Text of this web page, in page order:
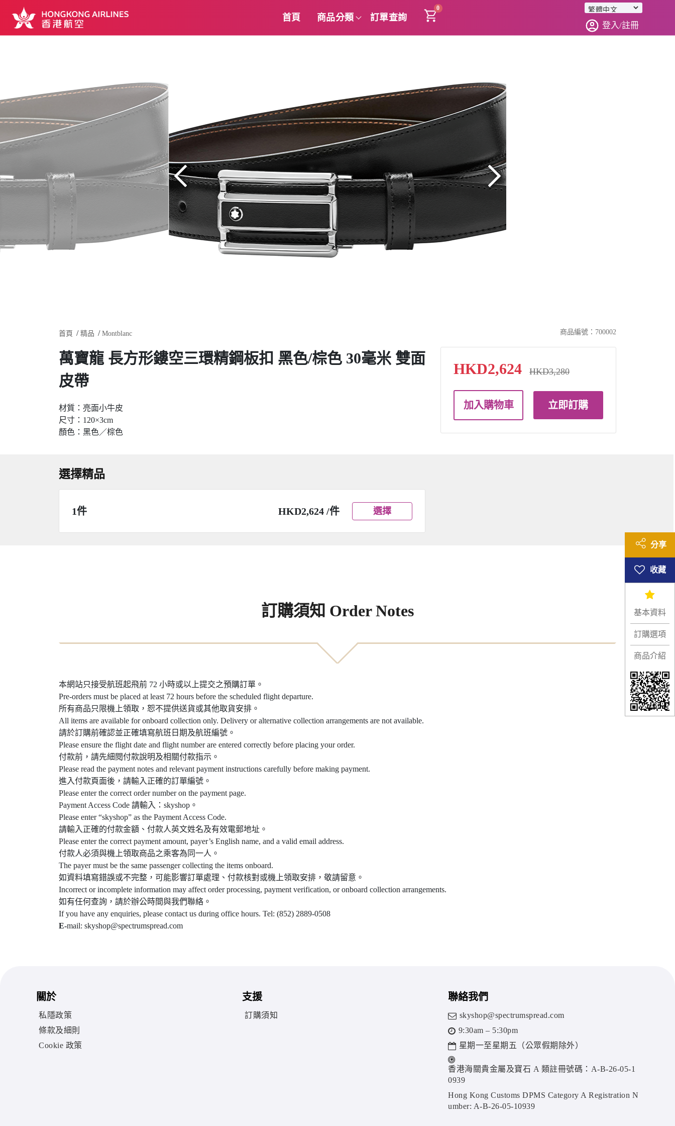
首頁 商品分類 訂單查詢
0
登入/註冊
分享
基本資料
訂購選項
商品介紹
首頁 精品 Montblanc 商品編號：700002
萬寶龍 長方形鏤空三環精鋼板扣 黑色/棕色 30毫米 雙面
皮帶
材質：亮面小牛皮
尺寸：120×3cm
顏色：黑色／棕色
選擇精品
1件 HKD2,624 /件 選擇
HKD2,624 HKD3,280
加入購物車 立即訂購
訂購須知 Order Notes
本網站只接受航班起飛前 72 小時或以上提交之預購訂單。
Pre-orders must be placed at least 72 hours before the scheduled flight departure.
所有商品只限機上領取，恕不提供送貨或其他取貨安排。
All items are available for onboard collection only. Delivery or alternative collection arrangements are not available.
請於訂購前確認並正確填寫航班日期及航班編號。
Please ensure the flight date and flight number are entered correctly before placing your order.
付款前，請先細閱付款說明及相關付款指示。
Please read the payment notes and relevant payment instructions carefully before making payment.
進入付款頁面後，請輸入正確的訂單編號。
Please enter the correct order number on the payment page.
Payment Access Code 請輸入：skyshop。
Please enter “skyshop” as the Payment Access Code.
請輸入正確的付款金額、付款人英文姓名及有效電郵地址。
Please enter the correct payment amount, payer’s English name, and a valid email address.
付款人必須與機上領取商品之乘客為同一人。
The payer must be the same passenger collecting the items onboard.
如資料填寫錯誤或不完整，可能影響訂單處理、付款核對或機上領取安排，敬請留意。
Incorrect or incomplete information may affect order processing, payment verification, or onboard collection arrangements.
如有任何查詢，請於辦公時間與我們聯絡。
If you have any enquiries, please contact us during office hours. Tel: (852) 2889-0508
E-mail: skyshop@spectrumspread.com
關於
私隱政策
條款及細則
Cookie 政策
支援
訂購須知
聯絡我們
skyshop@spectrumspread.com
9:30am – 5:30pm
星期一至星期五（公眾假期除外）
香港海關貴金屬及寶石 A 類註冊號碼：A-B-26-05-1
0939
Hong Kong Customs DPMS Category A Registration N
umber: A-B-26-05-10939